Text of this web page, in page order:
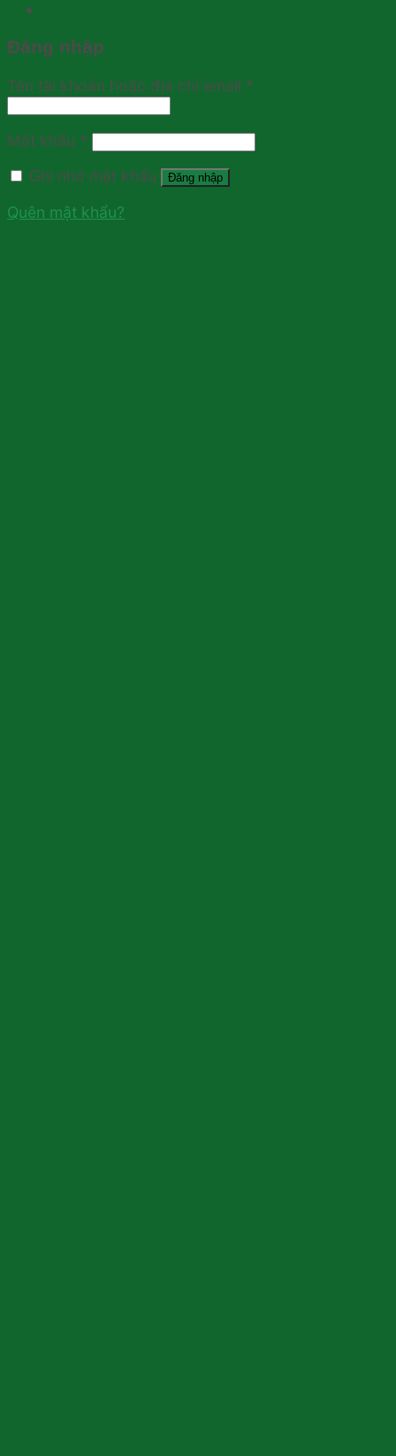
Đăng nhập
Tên tài khoản hoặc địa chỉ email *
Mật khẩu *
Ghi nhớ mật khẩu
Đăng nhập
Quên mật khẩu?